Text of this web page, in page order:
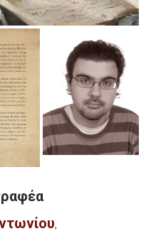
,